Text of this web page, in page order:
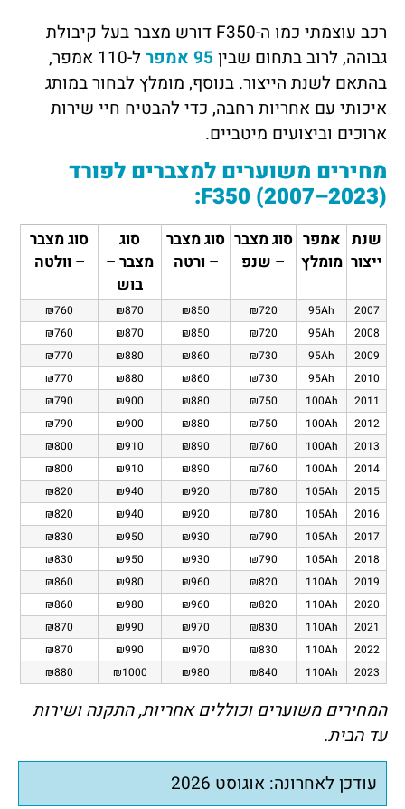
רכב עוצמתי כמו ה-F350 דורש מצבר בעל קיבולת
גבוהה, לרוב בתחום שבין95 אמפר
ל-110 אמפר,
בהתאם לשנת הייצור. בנוסף, מומלץ לבחור במותג
איכותי עם אחריות רחבה, כדי להבטיח חיי שירות
ארוכים וביצועים מיטביים.
מחירים משוערים למצברים לפורד
F350 (2007–2023):
שנת
ייצור
אמפר
מומלץ
סוג מצבר
– שנפ
סוג מצבר
– ורטה
סוג
מצבר –
בוש
סוג מצבר
– וולטה
2007
95Ah
₪720
₪850
₪870
₪760
2008
95Ah
₪720
₪850
₪870
₪760
2009
95Ah
₪730
₪860
₪880
₪770
2010
95Ah
₪730
₪860
₪880
₪770
2011
100Ah
₪750
₪880
₪900
₪790
2012
100Ah
₪750
₪880
₪900
₪790
2013
100Ah
₪760
₪890
₪910
₪800
2014
100Ah
₪760
₪890
₪910
₪800
2015
105Ah
₪780
₪920
₪940
₪820
2016
105Ah
₪780
₪920
₪940
₪820
2017
105Ah
₪790
₪930
₪950
₪830
2018
105Ah
₪790
₪930
₪950
₪830
2019
110Ah
₪820
₪960
₪980
₪860
2020
110Ah
₪820
₪960
₪980
₪860
2021
110Ah
₪830
₪970
₪990
₪870
2022
110Ah
₪830
₪970
₪990
₪870
2023
110Ah
₪840
₪980
₪1000
₪880
המחירים משוערים וכוללים אחריות, התקנה ושירות
עד הבית.
עודכן לאחרונה: אוגוסט 2026